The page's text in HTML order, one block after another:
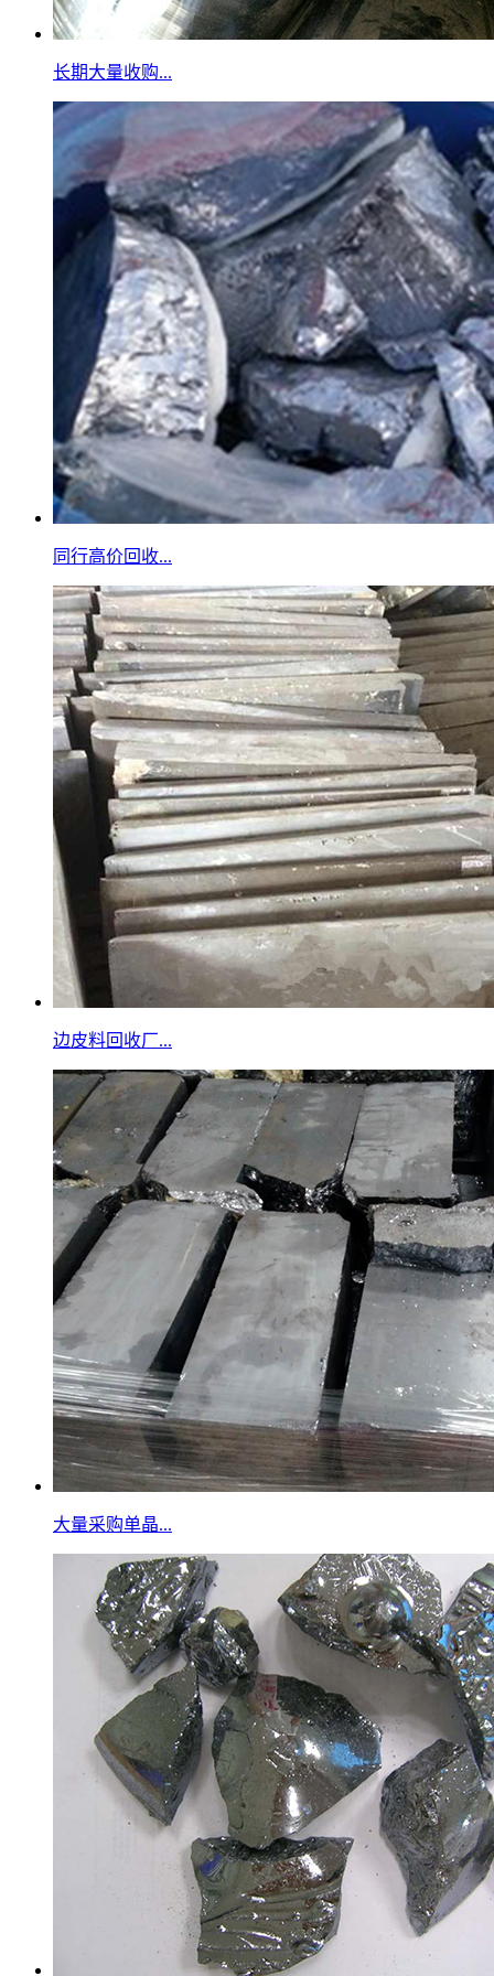
长期大量收购...
同行高价回收...
边皮料回收厂...
大量采购单晶...